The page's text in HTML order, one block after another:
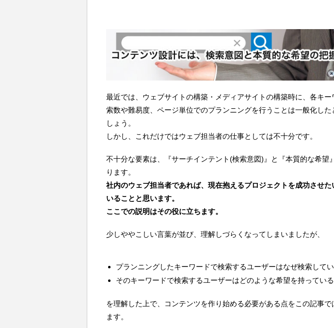
最近では、ウェブサイトの構築・メディアサイトの構築時に、各キー
索数や難易度、ページ単位でのプランニングを行うことは一般化した
しょう。
しかし、これだけではウェブ担当者の仕事としては不十分です。
不十分な要素は、『サーチインテント(検索意図)』と『本質的な希望
ります。
社内のウェブ担当者であれば、現在抱えるプロジェクトを成功させた
いることと思います。
ここでの説明はその役に立ちます。
少しややこしい言葉が並び、理解しづらくなってしまいましたが、
プランニングしたキーワードで検索するユーザーはなぜ検索して
そのキーワードで検索するユーザーはどのような希望を持ってい
を理解した上で、コンテンツを作り始める必要がある点をこの記事で
ます。